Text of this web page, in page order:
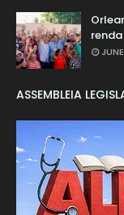
ASSEMBLEIA